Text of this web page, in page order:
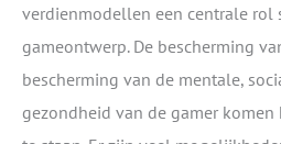
verdienmodellen een centrale rol
gameontwerp. De bescherming
bescherming van de mentale,
gezondheid van de gamer